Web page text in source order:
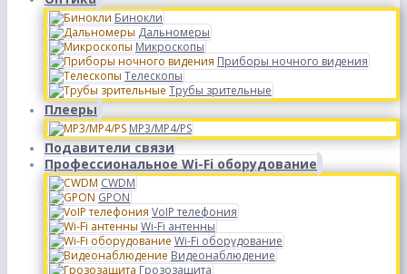
Бинокли
Дальномеры
Микроскопы
Приборы ночного видения
Телескопы
Трубы зрительные
Плееры
MP3/MP4/PS
Подавители связи
Профессиональное Wi-Fi оборудование
CWDM
GPON
VoIP телефония
Wi-Fi антенны
Wi-Fi оборудование
Видеонаблюдение
Грозозащита